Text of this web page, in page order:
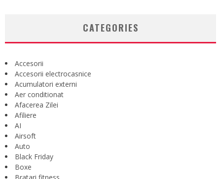
CATEGORIES
Accesorii
Accesorii electrocasnice
Acumulatori externi
Aer conditionat
Afacerea Zilei
Afiliere
AI
Airsoft
Auto
Black Friday
Boxe